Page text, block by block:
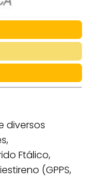
diversos
Ftálico,
(GPPS,